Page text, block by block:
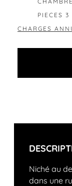
PIECES 3
CHARGES
Niché au
dans une